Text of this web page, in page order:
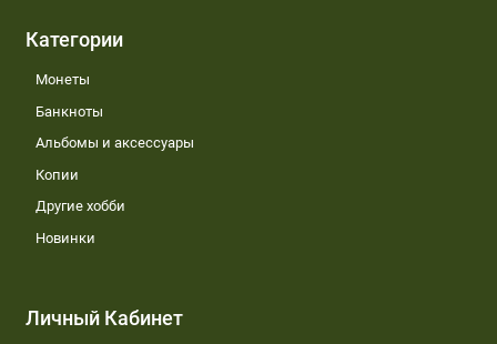
Категории
Монеты
Банкноты
Альбомы и аксессуары
Копии
Другие хобби
Новинки
Личный Кабинет